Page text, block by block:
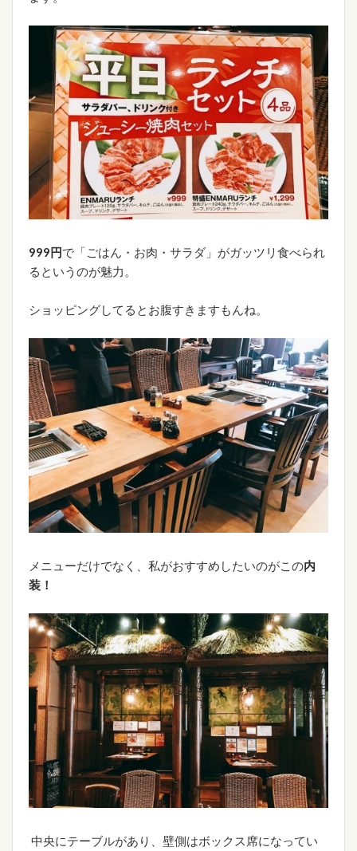
999円で「ごはん・お肉・サラダ」がガッツリ食べられ
るというのが魅力。
ショッピングしてるとお腹すきますもんね。
メニューだけでなく、私がおすすめしたいのがこの内
装！
中央にテーブルがあり、壁側はボックス席になってい